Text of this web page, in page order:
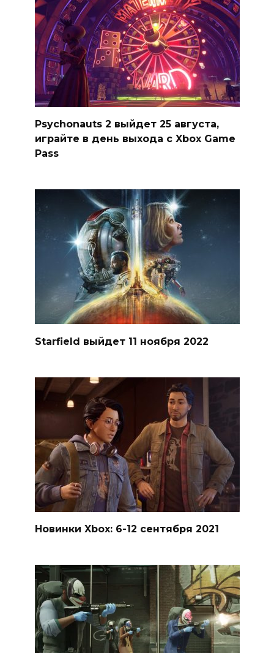
Psychonauts 2 выйдет 25 августа,
играйте в день выхода с Xbox Game
Pass
Starfield выйдет 11 ноября 2022
Новинки Xbox: 6-12 сентября 2021